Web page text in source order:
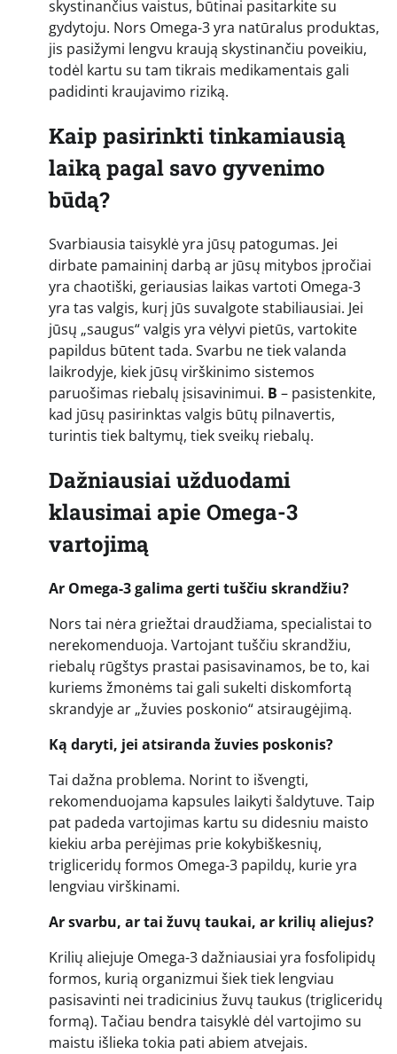
skystinančius vaistus, būtinai pasitarkite su
gydytoju. Nors Omega-3 yra natūralus produktas,
jis pasižymi lengvu kraują skystinančiu poveikiu,
todėl kartu su tam tikrais medikamentais gali
padidinti kraujavimo riziką.
Kaip pasirinkti tinkamiausią
laiką pagal savo gyvenimo
būdą?
Svarbiausia taisyklė yra jūsų patogumas. Jei
dirbate pamaininį darbą ar jūsų mitybos įpročiai
yra chaotiški, geriausias laikas vartoti Omega-3
yra tas valgis, kurį jūs suvalgote stabiliausiai. Jei
jūsų „saugus“ valgis yra vėlyvi pietūs, vartokite
papildus būtent tada. Svarbu ne tiek valanda
laikrodyje, kiek jūsų virškinimo sistemos
paruošimas riebalų įsisavinimui. B – pasistenkite,
kad jūsų pasirinktas valgis būtų pilnavertis,
turintis tiek baltymų, tiek sveikų riebalų.
Dažniausiai užduodami
klausimai apie Omega-3
vartojimą
Ar Omega-3 galima gerti tuščiu skrandžiu?
Nors tai nėra griežtai draudžiama, specialistai to
nerekomenduoja. Vartojant tuščiu skrandžiu,
riebalų rūgštys prastai pasisavinamos, be to, kai
kuriems žmonėms tai gali sukelti diskomfortą
skrandyje ar „žuvies poskonio“ atsiraugėjimą.
Ką daryti, jei atsiranda žuvies poskonis?
Tai dažna problema. Norint to išvengti,
rekomenduojama kapsules laikyti šaldytuve. Taip
pat padeda vartojimas kartu su didesniu maisto
kiekiu arba perėjimas prie kokybiškesnių,
trigliceridų formos Omega-3 papildų, kurie yra
lengviau virškinami.
Ar svarbu, ar tai žuvų taukai, ar krilių aliejus?
Krilių aliejuje Omega-3 dažniausiai yra fosfolipidų
formos, kurią organizmui šiek tiek lengviau
pasisavinti nei tradicinius žuvų taukus (trigliceridų
formą). Tačiau bendra taisyklė dėl vartojimo su
maistu išlieka tokia pati abiem atvejais.